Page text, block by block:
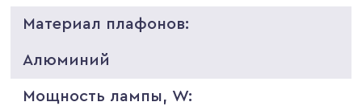
Материал плафонов:
Алюминий
Мощность лампы, W: